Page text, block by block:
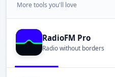
More tools you'll love
RadioFM Pro
Radio without borders